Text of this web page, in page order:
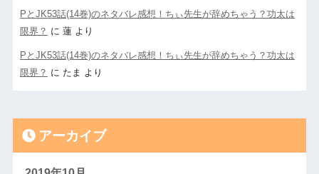
PとJK53話(14巻)のネタバレ感想！ちぃ先生が辞めちゃう？功太は
限界？ に 蓮より
PとJK53話(14巻)のネタバレ感想！ちぃ先生が辞めちゃう？功太は
限界？ に たま より
アーカイブ